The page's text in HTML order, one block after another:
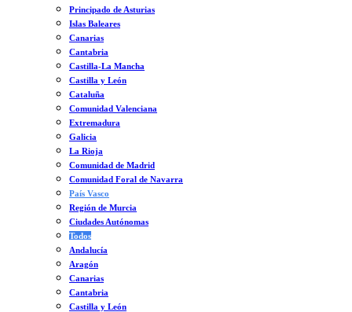
Principado de Asturias
Islas Baleares
Canarias
Cantabria
Castilla-La Mancha
Castilla y León
Cataluña
Comunidad Valenciana
Extremadura
Galicia
La Rioja
Comunidad de Madrid
Comunidad Foral de Navarra
País Vasco
Región de Murcia
Ciudades Autónomas
Todos
Andalucía
Aragón
Canarias
Cantabria
Castilla y León